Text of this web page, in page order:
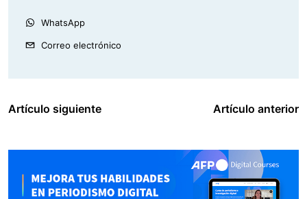
WhatsApp
Correo electrónico
Artículo siguiente Artículo anterior